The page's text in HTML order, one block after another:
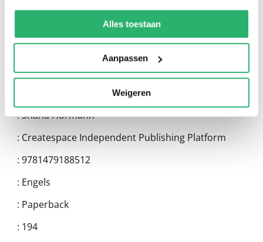
kunnen ontvangen en verwerken.
Alles toestaan
Aanpassen
Weigeren
:Shana Hormann
: Createspace Independent Publishing Platform
: 9781479188512
: Engels
: Paperback
: 194